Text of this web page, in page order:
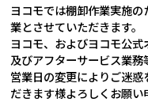
ヨコモでは棚卸作業実施
業とさせていただきます。
ヨコモ、およびヨコモ公式
及びアフターサービス業務
営業日の変更によりご迷
だきます様よろしくお願い